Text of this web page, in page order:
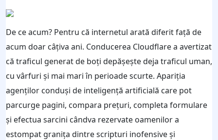
De ce acum? Pentru că internetul arată diferit față de
acum doar câțiva ani. Conducerea Cloudflare a avertizat
că traficul generat de boți depășește deja traficul uman,
cu vârfuri și mai mari în perioade scurte. Apariția
agenților conduși de inteligență artificială care pot
parcurge pagini, compara prețuri, completa formulare
și efectua sarcini cândva rezervate oamenilor a
estompat granița dintre scripturi inofensive și